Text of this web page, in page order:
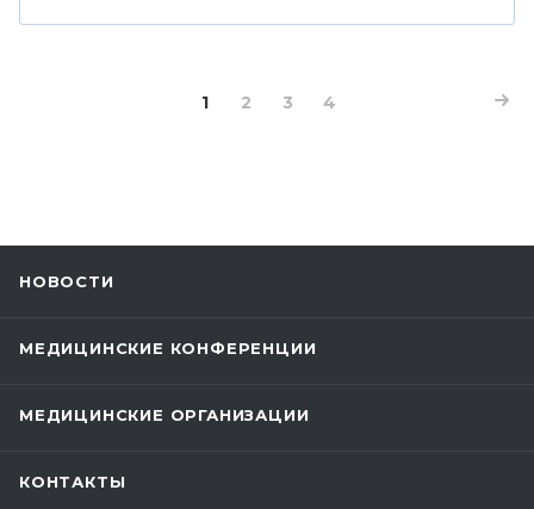
1 2 3 4
НОВОСТИ
МЕДИЦИНСКИЕ КОНФЕРЕНЦИИ
МЕДИЦИНСКИЕ ОРГАНИЗАЦИИ
КОНТАКТЫ